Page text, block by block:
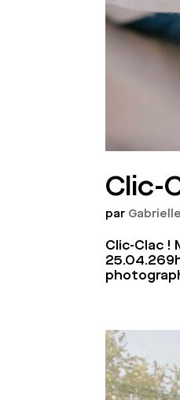
Clic-
par
Clic-Clac !